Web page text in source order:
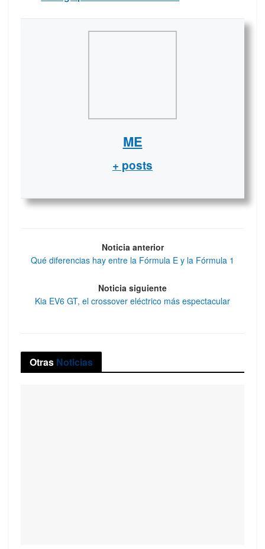
ME
+ posts
Noticia anterior
Qué diferencias hay entre la Fórmula E y la Fórmula 1
Noticia siguiente
Kia EV6 GT, el crossover eléctrico más espectacular
Otras Noticias